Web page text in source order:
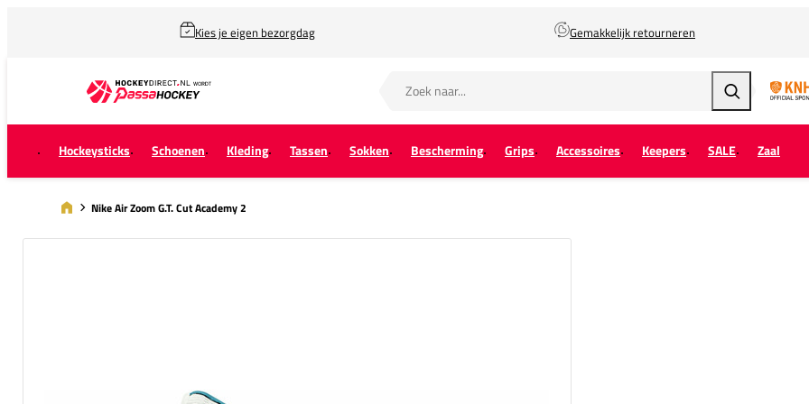
Kies je eigen bezorgdag Gemakkelijk retourneren
Zoeken
Hockeysticks Schoenen Kleding Tassen Sokken Bescherming Grips Accessoires Keepers SALE Zaal
Nike Air Zoom G.T. Cut Academy 2